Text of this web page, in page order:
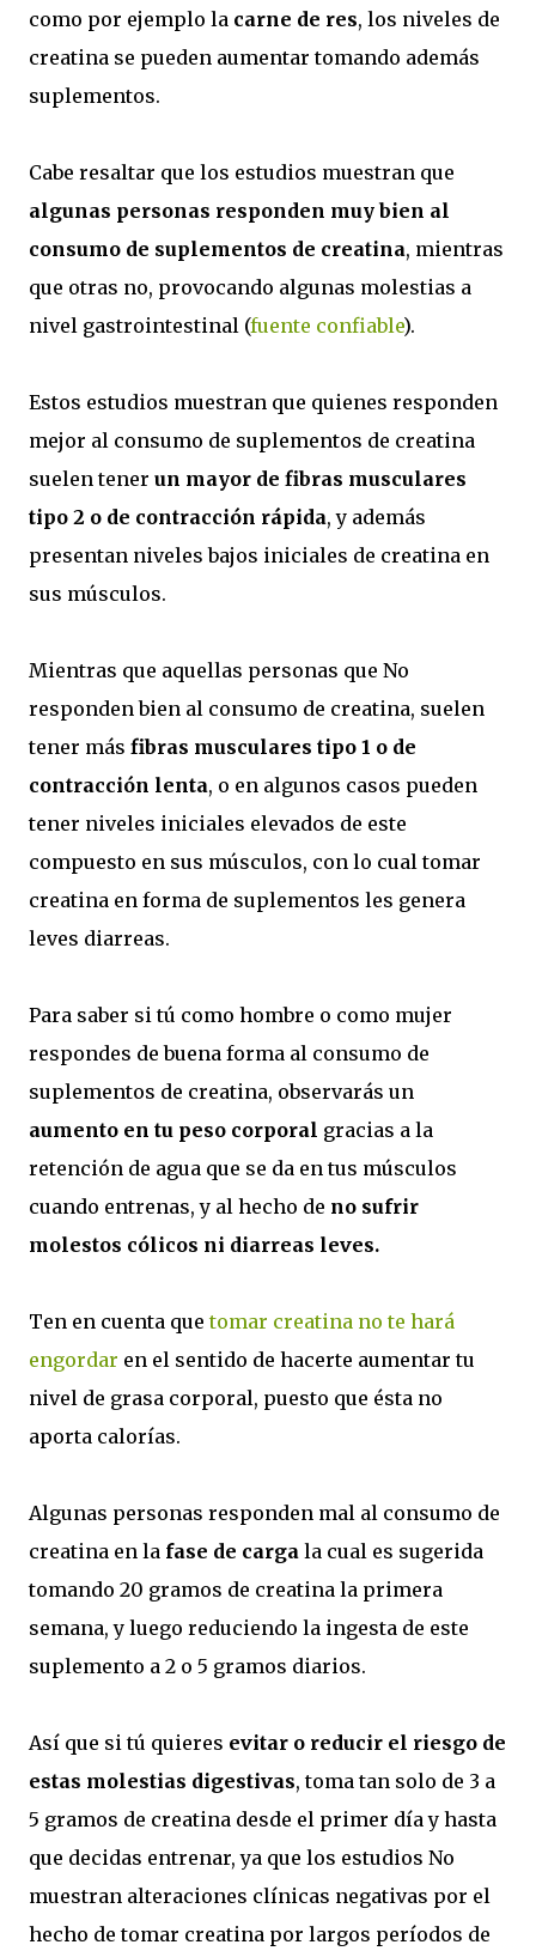
como por ejemplo la carne de res, los niveles de
creatina se pueden aumentar tomando además
suplementos.
Cabe resaltar que los estudios muestran que
algunas personas responden muy bien al
consumo de suplementos de creatina, mientras
que otras no, provocando algunas molestias a
nivel gastrointestinal (fuente confiable).
Estos estudios muestran que quienes responden
mejor al consumo de suplementos de creatina
suelen tener un mayor de fibras musculares
tipo 2 o de contracción rápida, y además
presentan niveles bajos iniciales de creatina en
sus músculos.
Mientras que aquellas personas que No
responden bien al consumo de creatina, suelen
tener más fibras musculares tipo 1 o de
contracción lenta, o en algunos casos pueden
tener niveles iniciales elevados de este
compuesto en sus músculos, con lo cual tomar
creatina en forma de suplementos les genera
leves diarreas.
Para saber si tú como hombre o como mujer
respondes de buena forma al consumo de
suplementos de creatina, observarás un
aumento en tu peso corporal gracias a la
retención de agua que se da en tus músculos
cuando entrenas, y al hecho de no sufrir
molestos cólicos ni diarreas leves.
Ten en cuenta quetomar creatina no te hará
engordar en el sentido de hacerte aumentar tu
nivel de grasa corporal, puesto que ésta no
aporta calorías.
Algunas personas responden mal al consumo de
creatina en la fase de carga la cual es sugerida
tomando 20 gramos de creatina la primera
semana, y luego reduciendo la ingesta de este
suplemento a 2 o 5 gramos diarios.
Así que si tú quieres evitar o reducir el riesgo de
estas molestias digestivas, toma tan solo de 3 a
5 gramos de creatina desde el primer día y hasta
que decidas entrenar, ya que los estudios No
muestran alteraciones clínicas negativas por el
hecho de tomar creatina por largos períodos de